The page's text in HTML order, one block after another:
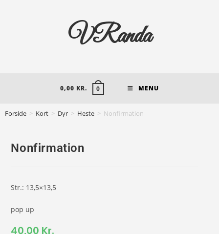
VRanda
0,00 KR. 0 MENU
Forside > Kort > Dyr > Heste > Nonfirmation
Nonfirmation
Str.: 13,5×13,5
pop up
40,00 Kr.